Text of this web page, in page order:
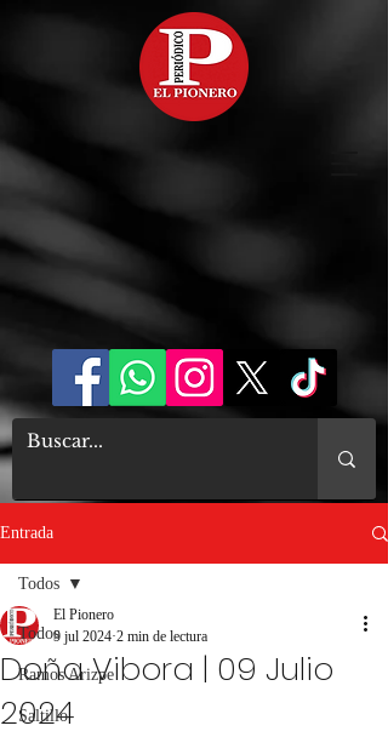
Entrada
Todos
Ramos Arizpe
Saltillo
Todos
Doña Vibora | 09 Julio
2024
El Pionero
9 jul 2024 2 min de lectura